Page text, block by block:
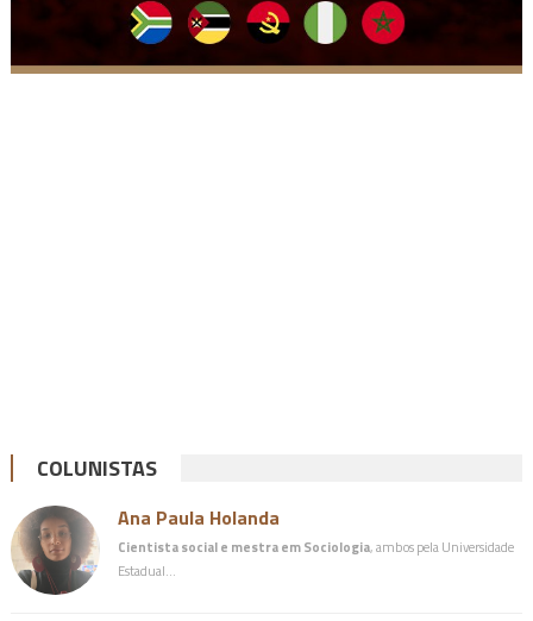
COLUNISTAS
Ana Paula Holanda
Cientista social e mestra em Sociologia, ambos pela Universidade
Estadual…